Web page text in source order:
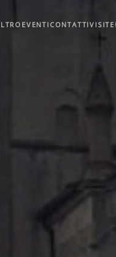
EVENTICONTATTIVISITE